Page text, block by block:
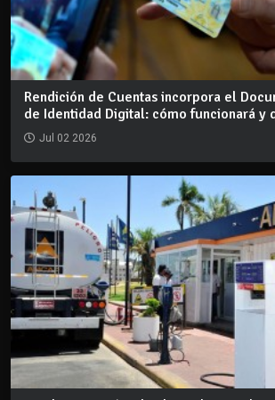
Rendición de Cuentas incorpora el
de Identidad Digital: cómo funcionará y
Jul 02 2026